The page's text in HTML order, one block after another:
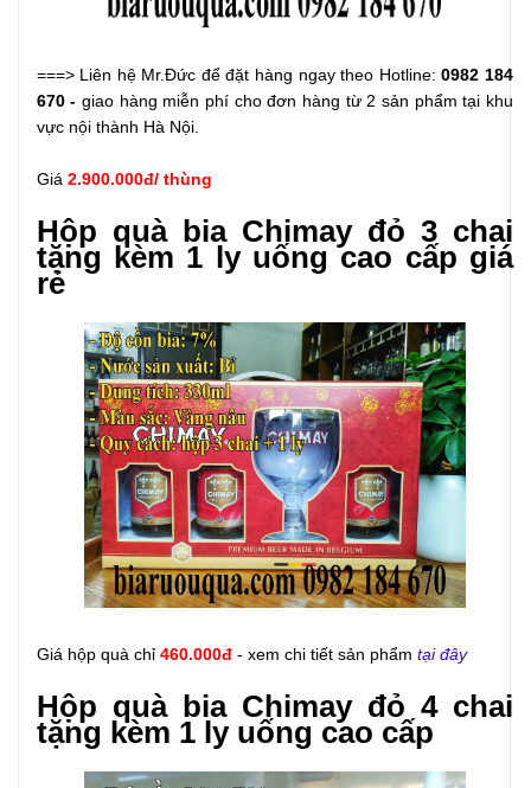
===> Liên hệ Mr.Đức để đặt hàng ngay theo Hotline:0982 184
670 - giao hàng miễn phí cho đơn hàng từ 2 sản phẩm tại khu
vực nội thành Hà Nội.
Giá 2.900.000đ/ thùng
Hộp quà bia Chimay đỏ 3 chai
tặng kèm 1 ly uống cao cấp giá
rẻ
Giá hộp quà chỉ 460.000đ- xem chi tiết sản phẩm tại đây
Hộp quà bia Chimay đỏ 4 chai
tặng kèm 1 ly uống cao cấp